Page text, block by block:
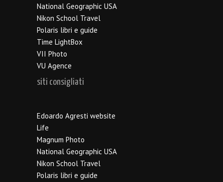
National Geographic USA
Nikon School Travel
Polaris libri e guide
Time LightBox
VII Photo
VU Agence
siti consigliati
Edoardo Agresti website
Life
Magnum Photo
National Geographic USA
Nikon School Travel
Polaris libri e guide